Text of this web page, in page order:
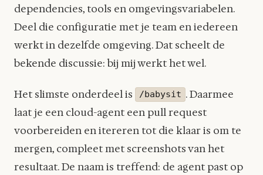
dependencies, tools en omgevingsvariabelen.
Deel die configuratie met je team en iedereen
werkt in dezelfde omgeving. Dat scheelt de
bekende discussie: bij mij werkt het wel.
Het slimste onderdeel is /babysit . Daarmee
laat je een cloud-agent een pull request
voorbereiden en itereren tot die klaar is om te
mergen, compleet met screenshots van het
resultaat. De naam is treffend: de agent past op